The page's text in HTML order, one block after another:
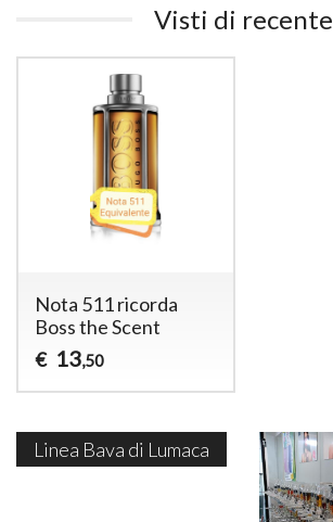
Visti di recente
Nota 511 ricorda
Boss the Scent
€ 13,50
Linea Bava di Lumaca